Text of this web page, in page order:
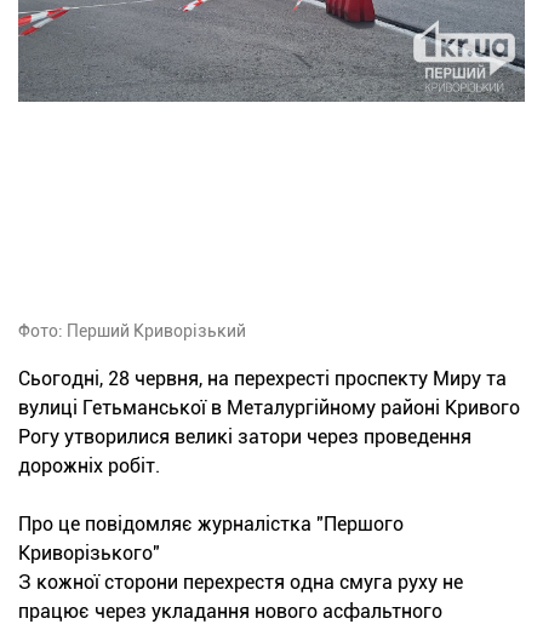
Фото: Перший Криворізький
Сьогодні, 28 червня, на перехресті проспекту Миру та
вулиці Гетьманської в Металургійному районі Кривого
Рогу утворилися великі затори через проведення
дорожніх робіт.
Про це повідомляє журналістка "Першого
Криворізького"
З кожної сторони перехрестя одна смуга руху не
працює через укладання нового асфальтного